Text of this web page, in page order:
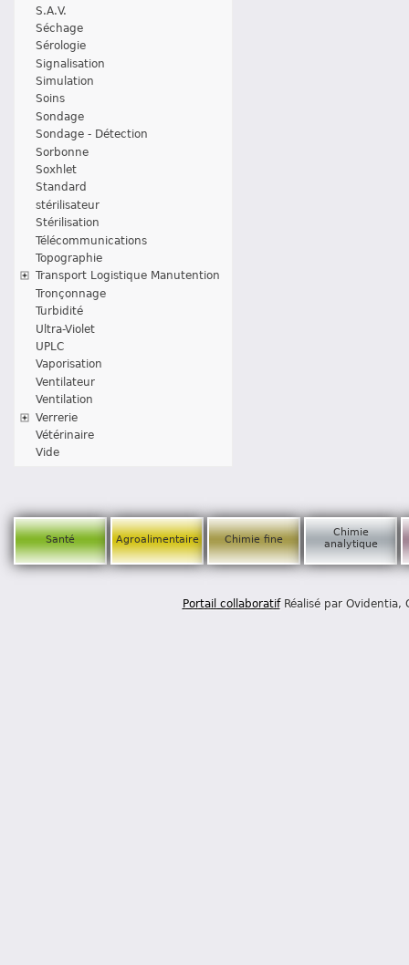
S.A.V.
Séchage
Sérologie
Signalisation
Simulation
Soins
Sondage
Sondage - Détection
Sorbonne
Soxhlet
Standard
stérilisateur
Stérilisation
Télécommunications
Topographie
Transport Logistique Manutention
Tronçonnage
Turbidité
Ultra-Violet
UPLC
Vaporisation
Ventilateur
Ventilation
Verrerie
Vétérinaire
Vide
Santé Agroalimentaire Chimie fine
Chimie
analytique
Portail collaboratifRéalisé par Ovidentia,